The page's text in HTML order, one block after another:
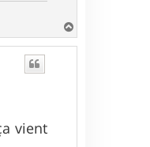
a
vient